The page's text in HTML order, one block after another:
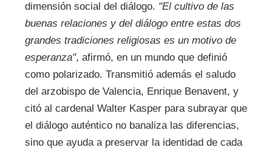
dimensión social del diálogo. "El cultivo de las
buenas relaciones y del diálogo entre estas dos
grandes tradiciones religiosas es un motivo de
esperanza", afirmó, en un mundo que definió
como polarizado. Transmitió además el saludo
del arzobispo de Valencia, Enrique Benavent, y
citó al cardenal Walter Kasper para subrayar que
el diálogo auténtico no banaliza las diferencias,
sino que ayuda a preservar la identidad de cada